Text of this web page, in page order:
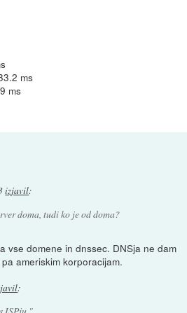
ms
ms
izjavil:
doma, tudi ko je od doma?
vse domene in dnssec. DNSja ne dam
ameriskim korporacijam.
: